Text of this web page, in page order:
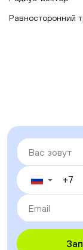
Равносторонний
▼